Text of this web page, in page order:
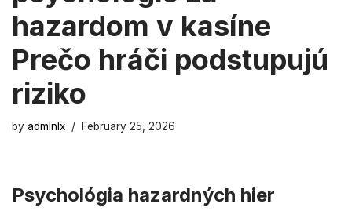
hazardom v kasíne
Prečo hráči podstupujú
riziko
by admlnlx February 25, 2026
Psychológia hazardných hier